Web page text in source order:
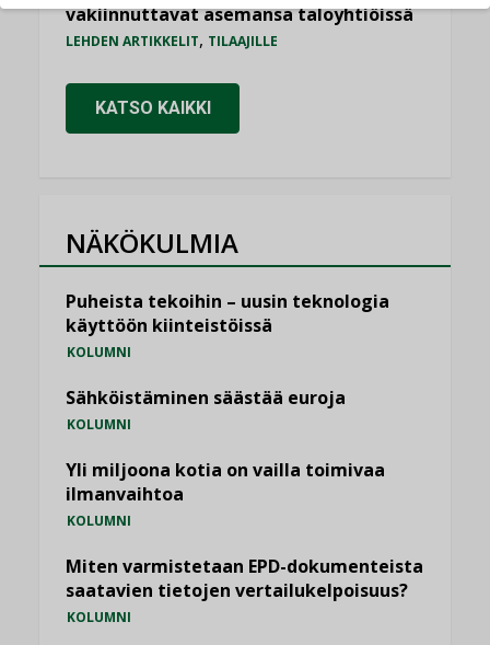
vakiinnuttavat asemansa taloyhtiöissä
LEHDEN ARTIKKELIT, TILAAJILLE
KATSO KAIKKI
NÄKÖKULMIA
Puheista tekoihin – uusin teknologia
käyttöön kiinteistöissä
KOLUMNI
Sähköistäminen säästää euroja
KOLUMNI
Yli miljoona kotia on vailla toimivaa
ilmanvaihtoa
KOLUMNI
Miten varmistetaan EPD-dokumenteista
saatavien tietojen vertailukelpoisuus?
KOLUMNI